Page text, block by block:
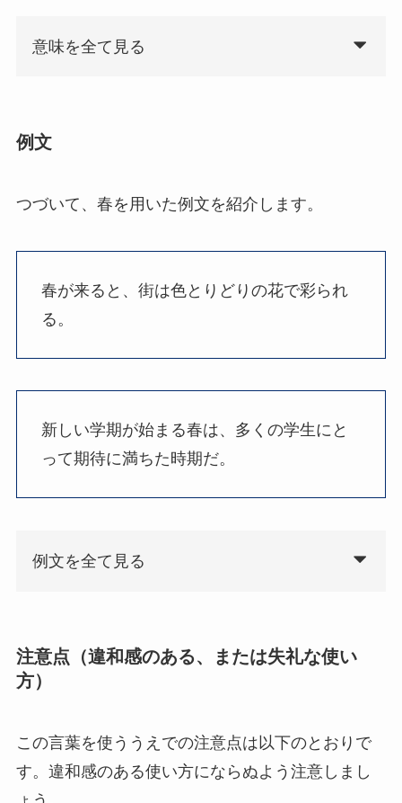
意味を全て見る
例文
つづいて、春を用いた例文を紹介します。
春が来ると、街は色とりどりの花で彩られ
る。
新しい学期が始まる春は、多くの学生にと
って期待に満ちた時期だ。
例文を全て見る
注意点（違和感のある、または失礼な使い
方）
この言葉を使ううえでの注意点は以下のとおりで
す。違和感のある使い方にならぬよう注意しまし